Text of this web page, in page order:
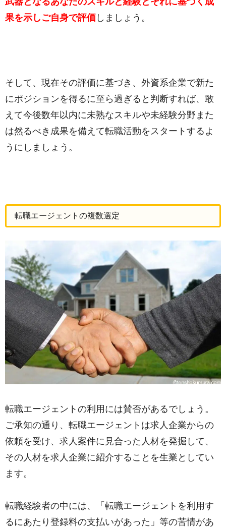
果を示しご自身で評価 しましょう。
そして、現在その評価に基づき、外資系企業で新た
にポジションを得るに至ら過ぎると判断すれば、敢
えて今後数年以内に未熟なスキルや未経験分野また
は然るべき成果を備えて転職活動をスタートするよ
うにしましょう。
転職エージェントの複数選定
転職エージェントの利用には賛否があるでしょう。
ご承知の通り、転職エージェントは求人企業からの
依頼を受け、求人案件に見合った人材を発掘して、
その人材を求人企業に紹介することを生業としてい
ます。
転職経験者の中には、「転職エージェントを利用す
るにあたり登録料の支払いがあった」等の苦情があ